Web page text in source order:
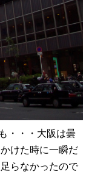
・・・大阪は曇
けた時に一瞬だ
らなかったので